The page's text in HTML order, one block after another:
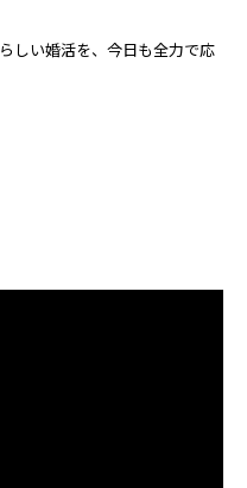
しい婚活を、今日も全力で応